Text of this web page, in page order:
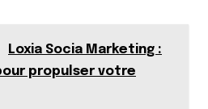
Loxia Socia Marketing :
propulser votre